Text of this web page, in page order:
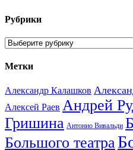
Рубрики
Рубрики
Метки
Александр Калашков
Алексей Раев Андрей
Гришина Антонио Вивальди
Большого театра